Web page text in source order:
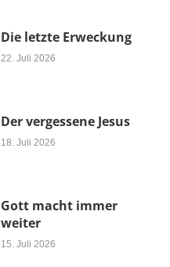
Die letzte Erweckung
22. Juli 2026
Der vergessene Jesus
18. Juli 2026
Gott macht immer
weiter
15. Juli 2026